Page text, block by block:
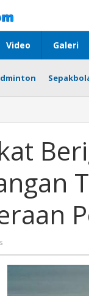
Video Galeri
Dukung
Kesejahteraan